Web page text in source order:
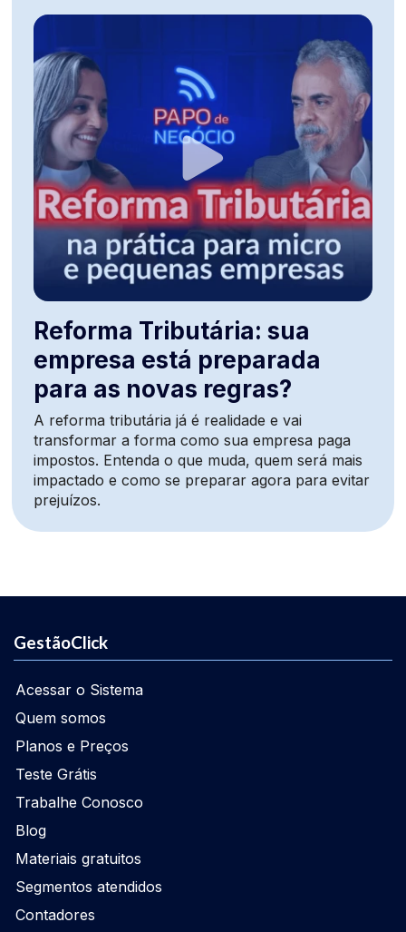
Reforma Tributária: sua
empresa está preparada
para as novas regras?
A reforma tributária já é realidade e vai
transformar a forma como sua empresa paga
impostos. Entenda o que muda, quem será mais
impactado e como se preparar agora para evitar
prejuízos.
GestãoClick
Acessar o Sistema
Quem somos
Planos e Preços
Teste Grátis
Trabalhe Conosco
Blog
Materiais gratuitos
Segmentos atendidos
Contadores